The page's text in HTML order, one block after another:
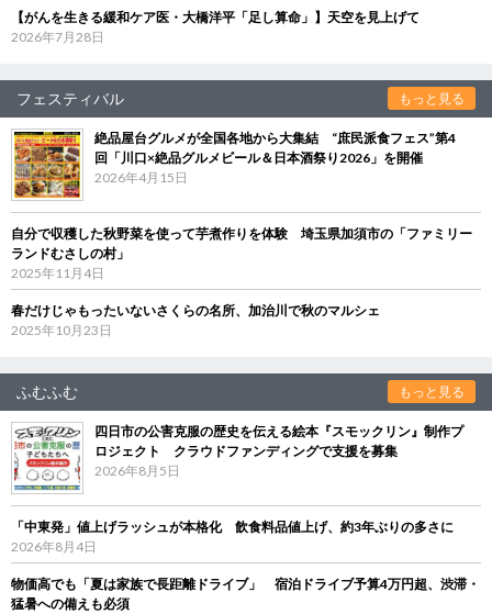
【がんを生きる緩和ケア医・大橋洋平「足し算命」】天空を見上げて
2026年7月28日
フェスティバル もっと見る
絶品屋台グルメが全国各地から大集結 “庶民派食フェス”第4
回「川口×絶品グルメビール＆日本酒祭り2026」を開催
2026年4月15日
自分で収穫した秋野菜を使って芋煮作りを体験 埼玉県加須市の「ファミリー
ランドむさしの村」
2025年11月4日
春だけじゃもったいないさくらの名所、加治川で秋のマルシェ
2025年10月23日
ふむふむ もっと見る
四日市の公害克服の歴史を伝える絵本『スモックリン』制作プ
ロジェクト クラウドファンディングで支援を募集
2026年8月5日
「中東発」値上げラッシュが本格化 飲食料品値上げ、約3年ぶりの多さに
2026年8月4日
物価高でも「夏は家族で長距離ドライブ」 宿泊ドライブ予算4万円超、渋滞・
猛暑への備えも必須